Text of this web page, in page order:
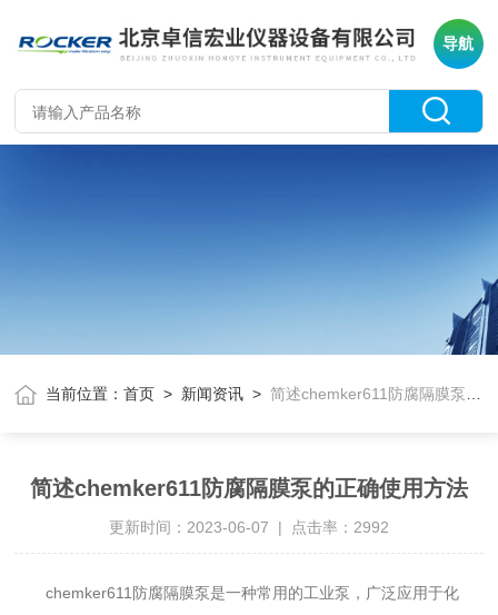
导航
当前位置：首页 > 新闻资讯 >简述chemker611防腐隔膜泵的正确使用方法
简述chemker611防腐隔膜泵的正确使用方法
更新时间：2023-06-07 | 点击率：2992
chemker611防腐隔膜泵是一种常用的工业泵，广泛应用于化